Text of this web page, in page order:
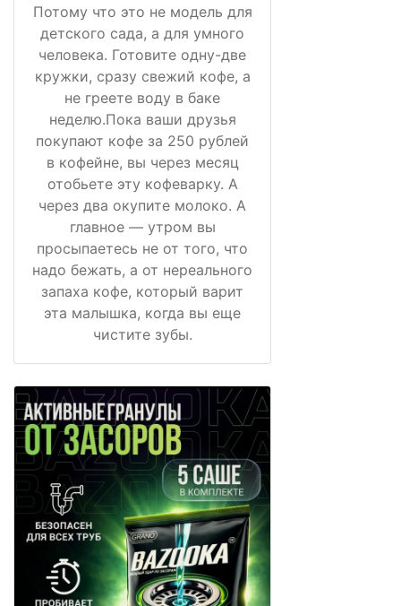
Потому что это не модель для
детского сада, а для умного
человека. Готовите одну-две
кружки, сразу свежий кофе, а
не греете воду в баке
неделю.Пока ваши друзья
покупают кофе за 250 рублей
в кофейне, вы через месяц
отобьете эту кофеварку. А
через два окупите молоко. А
главное — утром вы
просыпаетесь не от того, что
надо бежать, а от нереального
запаха кофе, который варит
эта малышка, когда вы еще
чистите зубы.